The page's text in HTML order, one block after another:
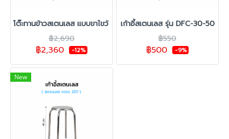
โต๊ะทานข้าวสเตนเลส แบบขาไขว้ รุ่น DFT2-11-70
฿2,690
฿2,360 -12%
เก้าอี้สเตนเลส รุ่น DFC-30-50
฿550
฿500 -9%
New